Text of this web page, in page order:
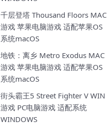
千层登塔 Thousand Floors MAC
游戏 苹果电脑游戏 适配苹果OS
系统macOS
地铁：离乡 Metro Exodus MAC
游戏 苹果电脑游戏 适配苹果OS
系统macOS
街头霸王5 Street Fighter V WIN
游戏 PC电脑游戏 适配系统
WINDOWS